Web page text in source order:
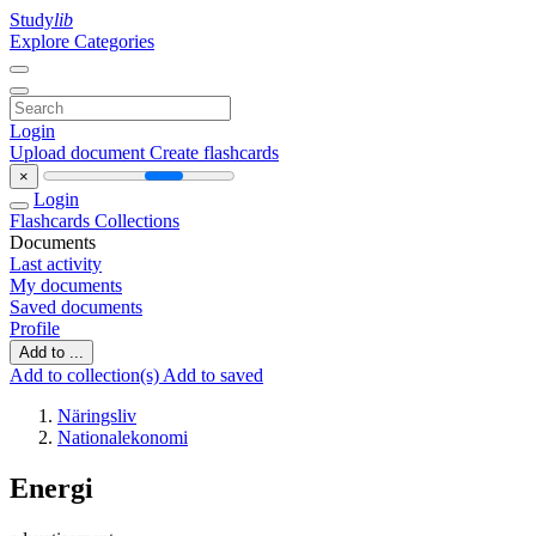
Studylib
Explore Categories
Login
Upload document Create flashcards
×
Login
Flashcards Collections
Documents
Last activity
My documents
Saved documents
Profile
Add to ...
Add to collection(s) Add to saved
Näringsliv
Nationalekonomi
Energi